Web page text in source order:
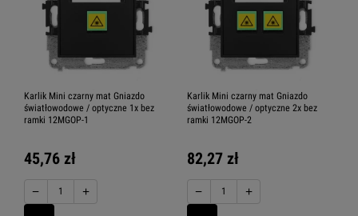
Karlik Mini czarny mat Gniazdo
światłowodowe / optyczne 1x bez
ramki 12MGOP-1
45,76 zł
− +
Karlik Mini czarny mat Gniazdo
światłowodowe / optyczne 2x bez
ramki 12MGOP-2
82,27 zł
− +